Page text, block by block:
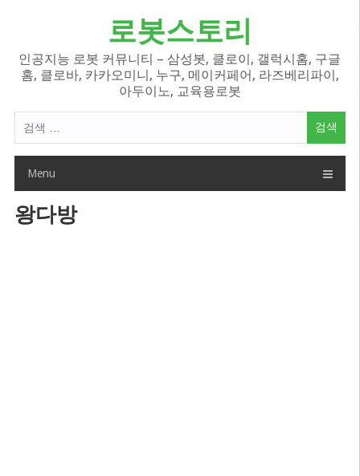
로봇스토리
인공지능 로봇 커뮤니티 – 삼성봇, 클로이, 갤럭시홈, 구글
홈, 클로바, 카카오미니, 누구, 메이커페어, 라즈베리파이,
아두이노, 교육용로봇
색
Menu
왕다방